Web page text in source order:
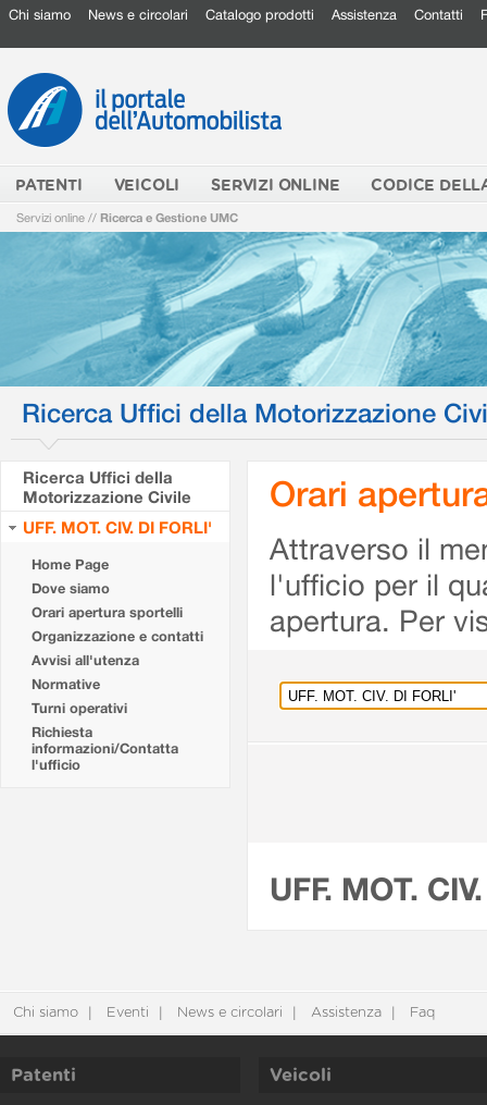
Chi siamo News e circolari Catalogo prodotti Assistenza Contatti
PATENTI VEICOLI SERVIZI ONLINE CODICE
Servizi online // Ricerca e Gestione UMC
Ricerca Uffici della Motorizzazione
Ricerca Uffici della
Motorizzazione Civile
UFF. MOT. CIV. DI FORLI'
Home Page
Dove siamo
Orari apertura sportelli
Organizzazione e contatti
Avvisi all'utenza
Normative
Turni operativi
Richiesta
informazioni/Contatta
l'ufficio
Orari
Attraverso il
l'ufficio per il
apertura. Per
UFF. MOT.
Chi siamo Eventi News e circolari Assistenza Faq
Patenti Veicoli